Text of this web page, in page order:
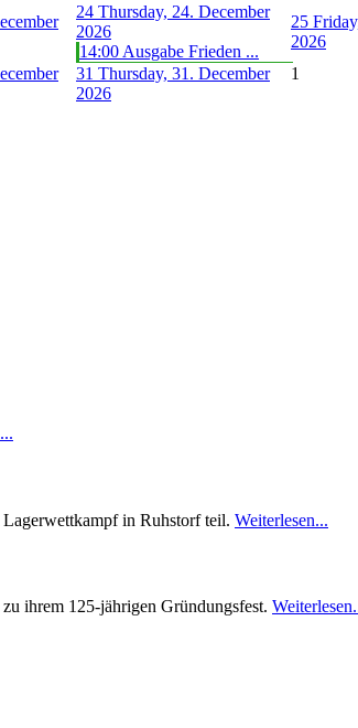
24 Thursday, 24. December
2026
14:00 Ausgabe Frieden ...
25
2026
31 Thursday, 31. December
2026
1
Lagerwettkampf in Ruhstorf teil. Weiterlesen...
ihrem 125-jährigen Gründungsfest.